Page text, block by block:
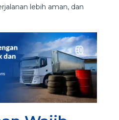
lebih aman, dan